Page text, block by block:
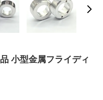
小型金属フライディ